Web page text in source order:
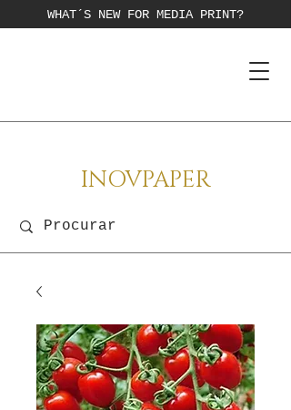
WHAT´S NEW FOR MEDIA PRINT?
INOVPAPER